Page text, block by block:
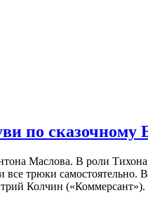
по сказочному
Маслова. В роли
трюки самостоятельно.
Колчин («Коммерсант»).